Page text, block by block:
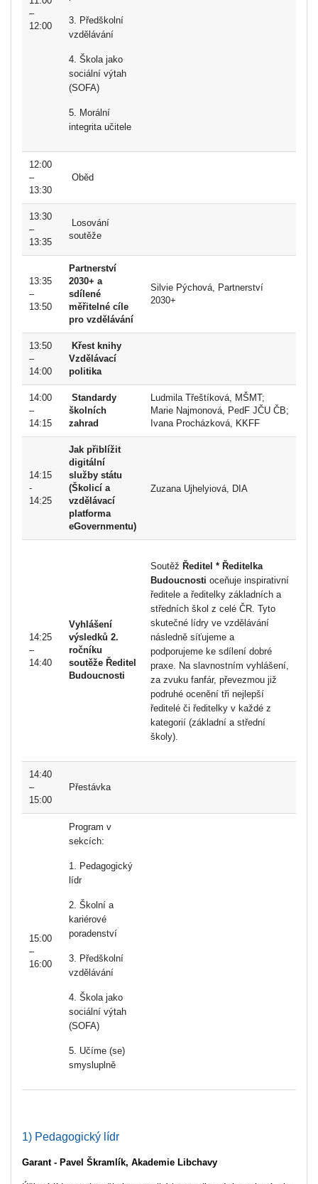
–
12:00
3. Předškolní
vzdělávání
4. Škola jako
sociální výtah
(SOFA)
5. Morální
integrita učitele
12:00
–
13:30
Oběd
13:30
–
13:35
Losování
soutěže
13:35
–
13:50
Partnerství
2030+ a
sdílené
měřitelné cíle
pro vzdělávání
Silvie Pýchová, Partnerství
2030+
13:50
–
14:00
Křest knihy
Vzdělávací
politika
14:00
–
14:15
Standardy
školních
zahrad
Ludmila Třeštíková, MŠMT;
Marie Najmonová, PedF JČU ČB;
Ivana Procházková, KKFF
14:15
-
14:25
Jak přiblížit
digitální
služby státu
(Školicí a
vzdělávací
platforma
eGovernmentu)
Zuzana Ujhelyiová, DIA
14:25
–
14:40
Vyhlášení
výsledků 2.
ročníku
soutěže Ředitel
Budoucnosti
Soutěž Ředitel * Ředitelka
Budoucnosti oceňuje inspirativní
ředitele a ředitelky základních a
středních škol z celé ČR. Tyto
skutečné lídry ve vzdělávání
následně síťujeme a
podporujeme ke sdílení dobré
praxe. Na slavnostním vyhlášení,
za zvuku fanfár, převezmou již
podruhé ocenění tři nejlepší
ředitelé či ředitelky v každé z
kategorií (základní a střední
školy).
14:40
–
15:00
Přestávka
15:00
–
16:00
Program v
sekcích:
1. Pedagogický
lídr
2. Školní a
kariérové
poradenství
3. Předškolní
vzdělávání
4. Škola jako
sociální výtah
(SOFA)
5. Učíme (se)
smysluplně
1) Pedagogický lídr
Garant - Pavel Škramlík, Akademie Libchavy